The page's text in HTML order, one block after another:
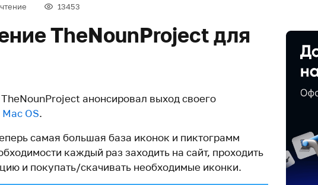
13453
TheNounProject для
анонсировал выход своего
OS.
самая большая база иконок и пиктограмм
каждый раз заходить на сайт, проходить
и покупать/скачивать необходимые иконки.